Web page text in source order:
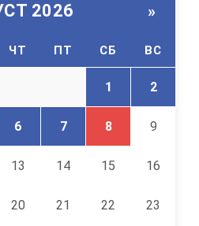
2026 »
ЧТ ПТ СБ ВС
1 2
6 7 8 9
13 14 15 16
20 21 22 23